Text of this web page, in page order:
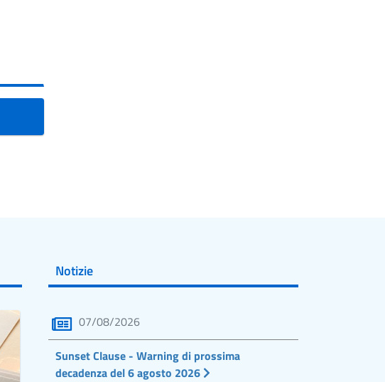
Notizie
07/08/2026
Sunset Clause - Warning di prossima
decadenza del 6 agosto 2026